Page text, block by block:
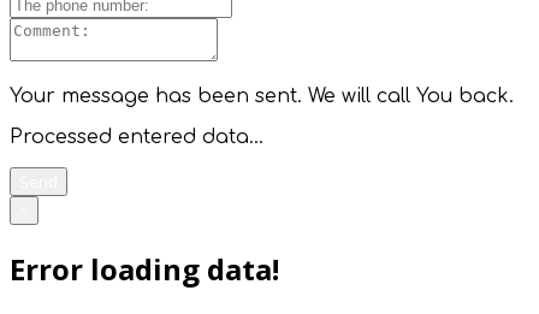
Your message has been sent. We will call You back.
Processed entered data...
Error loading data!